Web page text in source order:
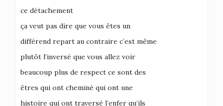
ce détachement
ça veut pas dire que vous êtes un
différend repart au contraire c’est même
plutôt l’inversé que vous allez voir
beaucoup plus de respect ce sont des
êtres qui ont cheminé qui ont une
histoire qui ont traversé l’enfer qu’ils